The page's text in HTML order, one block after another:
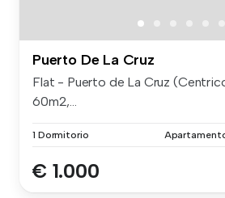
Puerto De La Cruz
Flat - Puerto de La Cruz
60m2,...
1 Dormitorio
€ 1.000